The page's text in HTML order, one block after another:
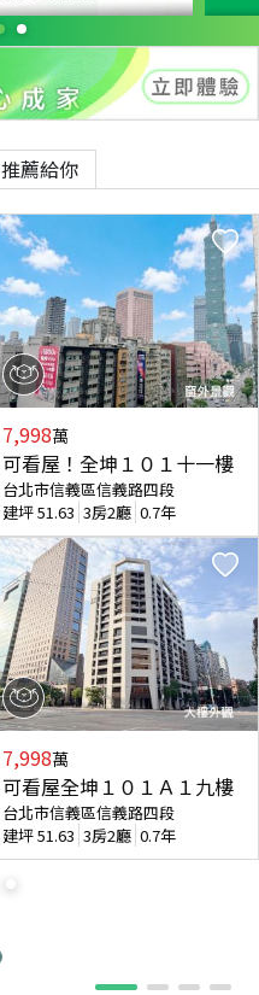
推薦給你
7,998萬
可看屋！全坤１０１十一樓
台北市信義區信義路四段
建坪51.63 3房2廳 0.7年
7,998萬
可看屋全坤１０１Ａ１九樓
台北市信義區信義路四段
建坪51.63 3房2廳 0.7年